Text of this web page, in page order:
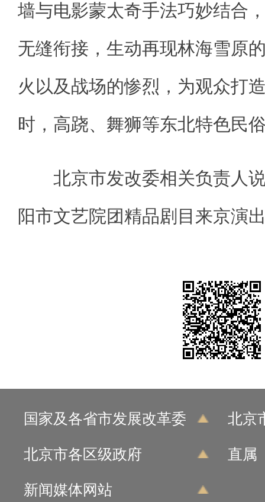
墙与电影蒙太奇手法巧妙结合
无缝衔接，生动再现林海雪原
火以及战场的惨烈，为观众打
时，高跷、舞狮等东北特色民
北京市发改委相关负责人说
阳市文艺院团精品剧目来京演
国家及各省市发展改革委 北京
北京市各区级政府 直属
新闻媒体网站